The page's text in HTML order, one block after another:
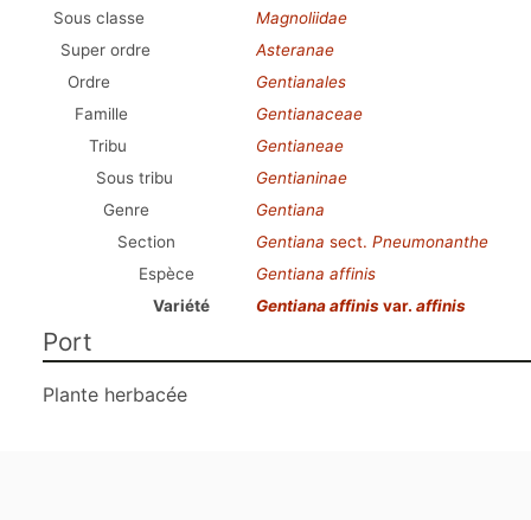
Sous classe
Magnoliidae
Super ordre
Asteranae
Ordre
Gentianales
Famille
Gentianaceae
Tribu
Gentianeae
Sous tribu
Gentianinae
Genre
Gentiana
Section
Gentiana sect. Pneumonanthe
Espèce
Gentiana affinis
Variété
Gentiana affinis var. affinis
Port
Plante herbacée